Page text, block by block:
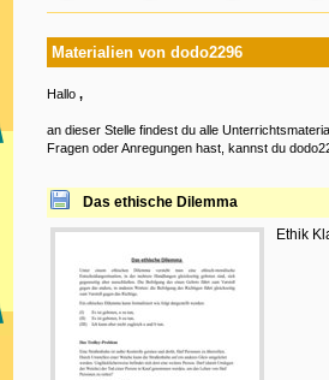
Materialien von dodo2296
Hallo ,
an dieser Stelle findest du alle
Fragen oder Anregungen hast, kannst du
Das ethische Dilemma
Ethik